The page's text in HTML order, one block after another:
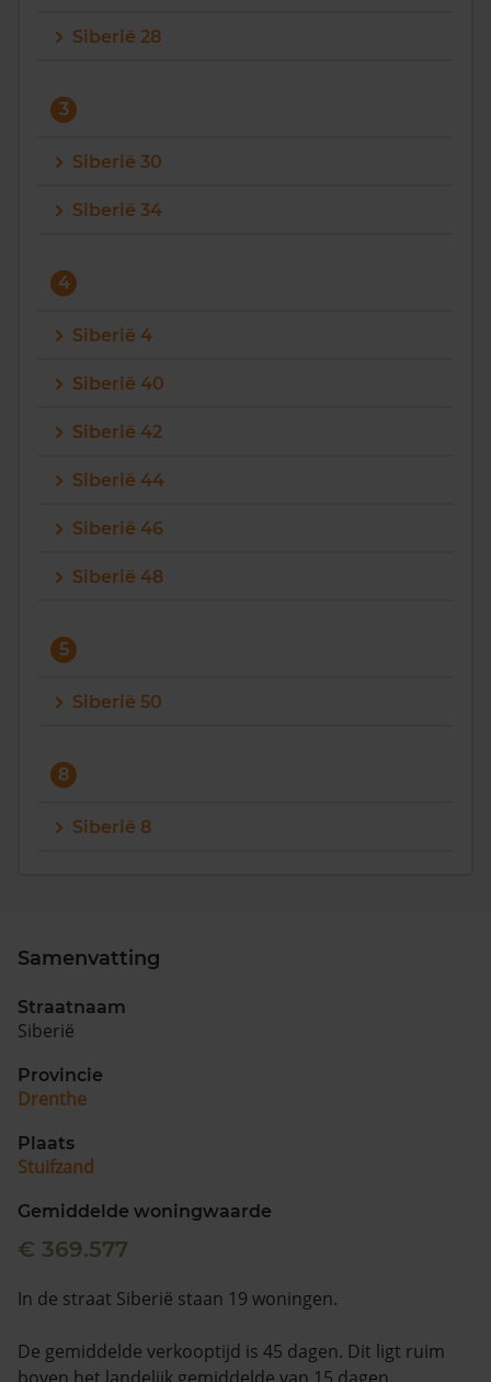
Siberië 28
3
Siberië 30
Siberië 34
4
Siberië 4
Siberië 40
Siberië 42
Siberië 44
Siberië 46
Siberië 48
5
Siberië 50
8
Siberië 8
Samenvatting
Straatnaam
Siberië
Provincie
Drenthe
Plaats
Stuifzand
Gemiddelde woningwaarde
€ 369.577
In de straat Siberië staan 19 woningen.
De gemiddelde verkooptijd is 45 dagen. Dit ligt ruim